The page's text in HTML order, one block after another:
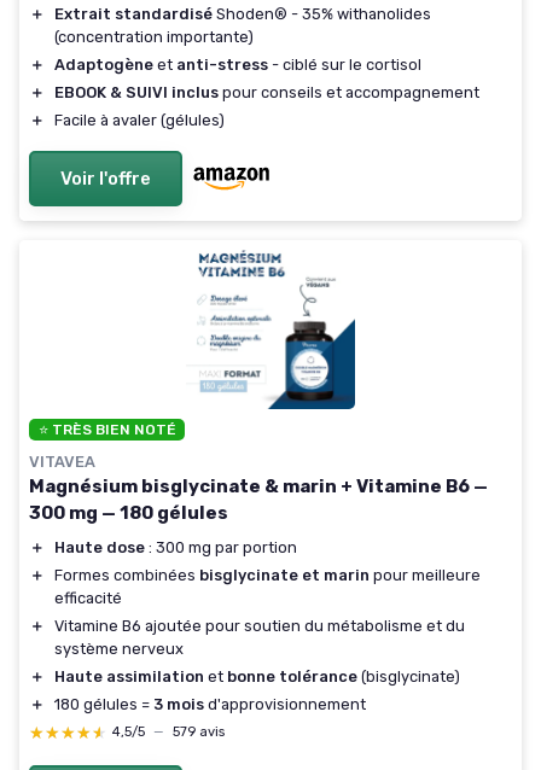
＋
Extrait standardisé Shoden® - 35% withanolides
(concentration importante)
＋
Adaptogène et anti-stress - ciblé sur le cortisol
＋
EBOOK & SUIVI inclus pour conseils et accompagnement
＋
Facile à avaler (gélules)
Voir l'offre
⭐ TRÈS BIEN NOTÉ
VITAVEA
Magnésium bisglycinate & marin + Vitamine B6 —
300 mg — 180 gélules
＋ Haute dose : 300 mg par portion
＋
Formes combinées bisglycinate et marin pour meilleure
efficacité
＋
Vitamine B6 ajoutée pour soutien du métabolisme et du
système nerveux
＋
Haute assimilation et bonne tolérance (bisglycinate)
＋
180 gélules = 3 mois d'approvisionnement
★★★★★
★★★★★ 4,5/5 — 579 avis